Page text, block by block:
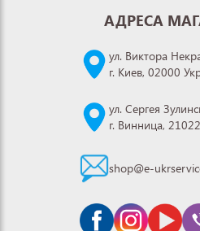
АДРЕСА
ул. Виктора
г. Киев, 02000
ул. Сергея
г. Винница,
shop@e-